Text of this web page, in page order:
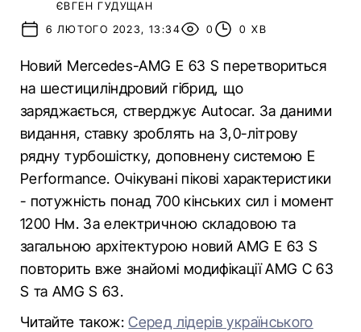
ЄВГЕН ГУДУЩАН
6 ЛЮТОГО 2023, 13:34
0 0 ХВ
Новий Mercedes-AMG E 63 S перетвориться
на шестициліндровий гібрид, що
заряджається, стверджує Autocar. За даними
видання, ставку зроблять на 3,0-літрову
рядну турбошістку, доповнену системою E
Performance. Очікувані пікові характеристики
- потужність понад 700 кінських сил і момент
1200 Нм. За електричною складовою та
загальною архітектурою новий AMG E 63 S
повторить вже знайомі модифікації AMG C 63
S та AMG S 63.
Читайте також:Серед лідерів українського